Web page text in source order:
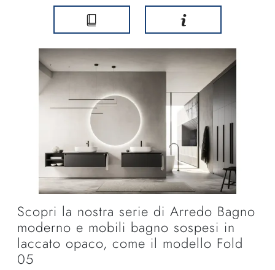
Scopri la nostra serie di Arredo Bagno
moderno e mobili bagno sospesi in
laccato opaco, come il modello Fold
05